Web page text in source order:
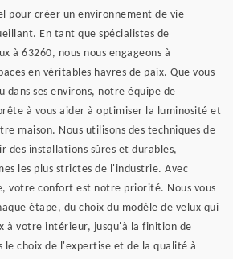
pour créer un environnement de vie
En tant que spécialistes de
à 63260, nous nous engageons à
en véritables havres de paix. Que vous
dans ses environs, notre équipe de
à vous aider à optimiser la luminosité et
maison. Nous utilisons des techniques de
des installations sûres et durables,
les plus strictes de l'industrie. Avec
votre confort est notre priorité. Nous vous
étape, du choix du modèle de velux qui
à votre intérieur, jusqu'à la finition de
le choix de l'expertise et de la qualité à